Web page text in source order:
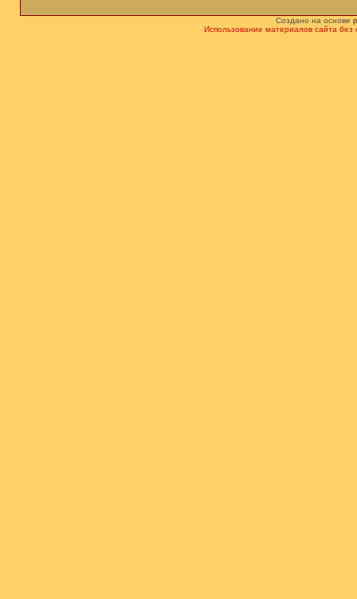
Создано на основе
Использование материалов сайта